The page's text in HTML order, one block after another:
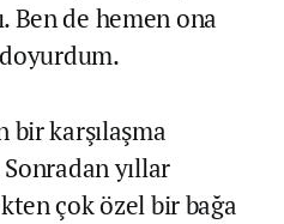
Ben de hemen ona
bir karşılaşma
yıllar
çok özel bir bağa